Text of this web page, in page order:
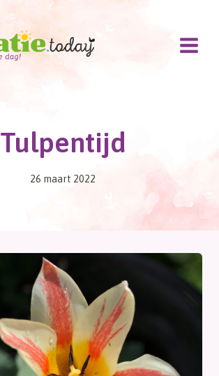
Tulpentijd
26 maart 2022